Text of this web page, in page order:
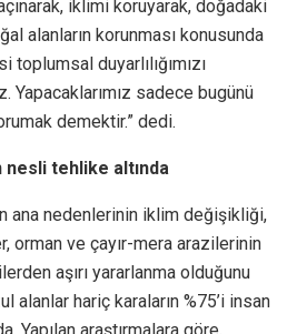
iklimi koruyarak, doğadaki
alanların korunması konusunda
duyarlılığımızı
Yapacaklarımız sadece bugünü
demektir.” dedi.
nesli tehlike altında
ana nedenlerinin iklim değişikliği,
orman ve çayır-mera arazilerinin
aşırı yararlanma olduğunu
alanlar hariç karaların %75’i insan